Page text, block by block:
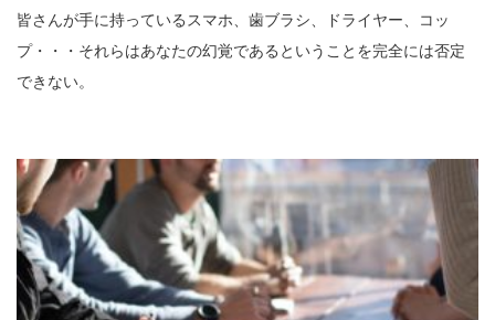
皆さんが手に持っているスマホ、歯ブラシ、ドライヤー、コッ
プ・・・それらはあなたの幻覚であるということを完全には否定
できない。